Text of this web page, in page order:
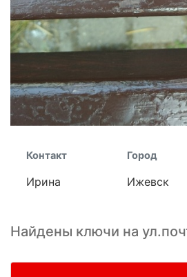
Контакт
Ирина
Город
Ижевск
Найдены ключи на